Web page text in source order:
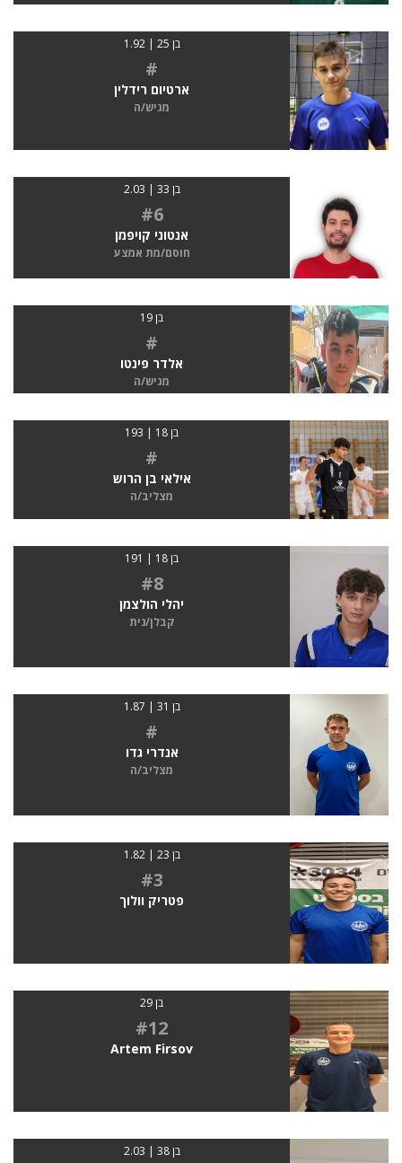
בן 25 | 1.92
#
ארטיום רידלין
מגיש/ה
בן 33 | 2.03
#6
אנטוני קויפמן
חוסם/מת אמצע
בן 19
#
אלדר פינטו
מגיש/ה
בן 18 | 193
#
אילאי בן הרוש
מצליב/ה
בן 18 | 191
#8
יהלי הולצמן
קבלן/נית
בן 31 | 1.87
#
אנדרי גדו
מצליב/ה
בן 23 | 1.82
#3
פטריק וולוך
בן 29
#12
Artem Firsov
בן 38 | 2.03